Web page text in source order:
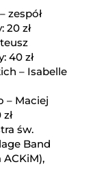
zespół
20 zł
40 zł
– Isabelle
– Maciej
św.
Band